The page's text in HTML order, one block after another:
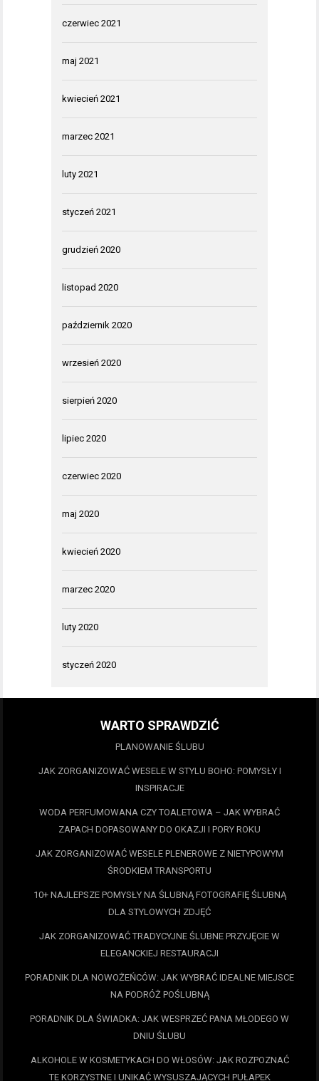
czerwiec 2021
maj 2021
kwiecień 2021
marzec 2021
luty 2021
styczeń 2021
grudzień 2020
listopad 2020
październik 2020
wrzesień 2020
sierpień 2020
lipiec 2020
czerwiec 2020
maj 2020
kwiecień 2020
marzec 2020
luty 2020
styczeń 2020
WARTO SPRAWDZIĆ
PLANOWANIE ŚLUBU
JAK ZORGANIZOWAĆ WESELE W STYLU BOHO: POMYSŁY I
INSPIRACJE
WODA PERFUMOWANA CZY TOALETOWA – JAK WYBRAĆ
ZAPACH DOPASOWANY DO OKAZJI I PORY ROKU
JAK ZORGANIZOWAĆ WESELE PLENEROWE Z NIETYPOWYM
ŚRODKIEM TRANSPORTU
10+ NAJLEPSZE POMYSŁY NA ŚLUBNĄ FOTOGRAFIĘ ŚLUBNĄ
DLA STYLOWYCH ZDJĘĆ
JAK ZORGANIZOWAĆ TRADYCYJNE ŚLUBNE PRZYJĘCIE W
ELEGANCKIEJ RESTAURACJI
PORADNIK DLA NOWOŻEŃCÓW: JAK WYBRAĆ IDEALNE MIEJSCE
NA PODRÓŻ POŚLUBNĄ
PORADNIK DLA ŚWIADKA: JAK WESPRZEĆ PANA MŁODEGO W
DNIU ŚLUBU
ALKOHOLE W KOSMETYKACH DO WŁOSÓW: JAK ROZPOZNAĆ
TE KORZYSTNE I UNIKAĆ WYSUSZAJĄCYCH PUŁAPEK